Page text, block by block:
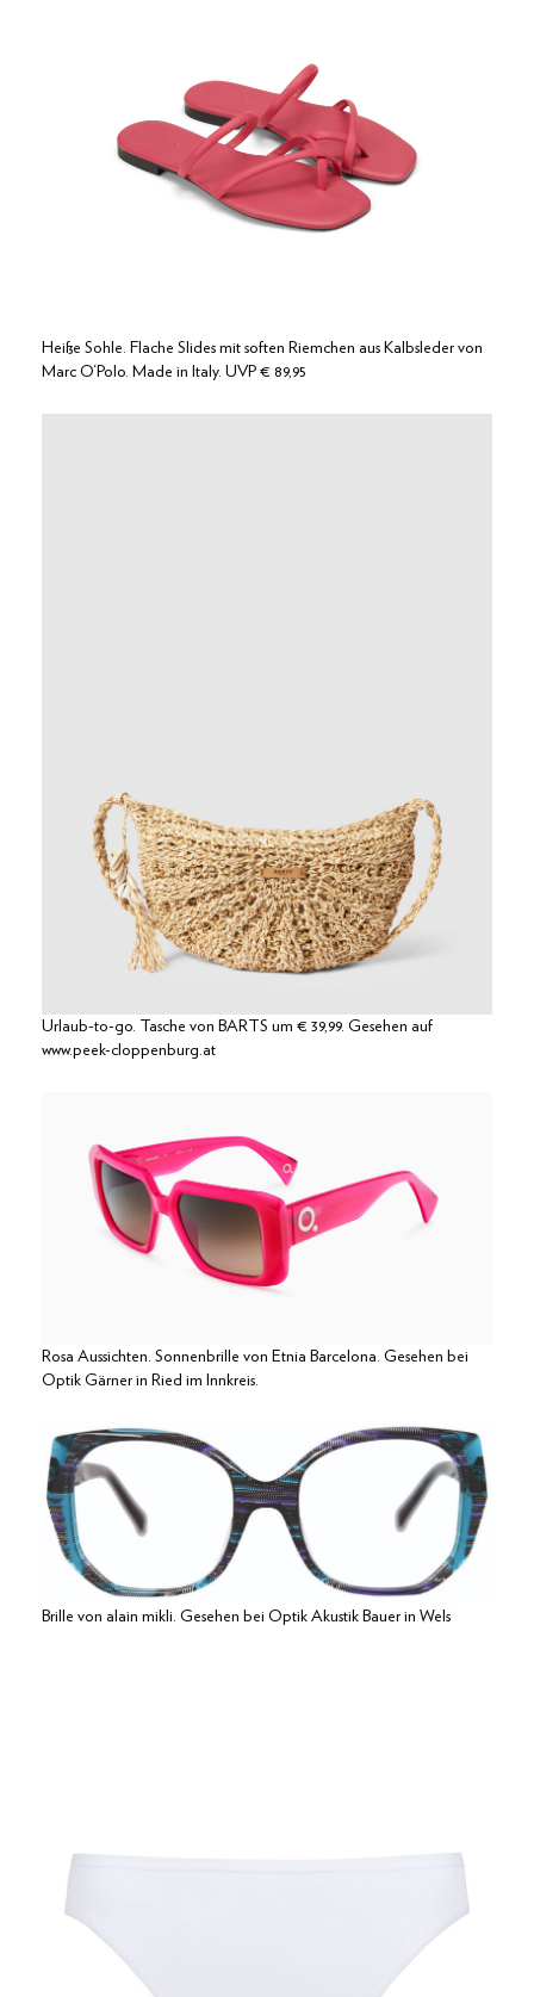
Heiße Sohle. Flache Slides mit soften Riemchen aus Kalbsleder von
Marc O‘Polo. Made in Italy. UVP € 89,95
Urlaub-to-go. Tasche von BARTS um € 39,99. Gesehen auf
www.peek-cloppenburg.at
Rosa Aussichten. Sonnenbrille von Etnia Barcelona. Gesehen bei
Optik Gärner in Ried im Innkreis.
Brille von alain mikli. Gesehen bei Optik Akustik Bauer in Wels